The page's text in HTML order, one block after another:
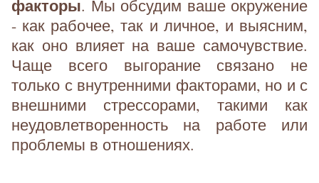
факторы. Мы обсудим ваше окружение
- как рабочее, так и личное, и выясним,
как оно влияет на ваше самочувствие.
Чаще всего выгорание связано не
только с внутренними факторами, но и с
внешними стрессорами, такими как
неудовлетворенность на работе или
проблемы в отношениях.